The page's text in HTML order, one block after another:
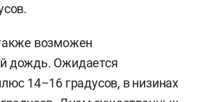
возможен
дождь. Ожидается
14–16 градусов, в низинах